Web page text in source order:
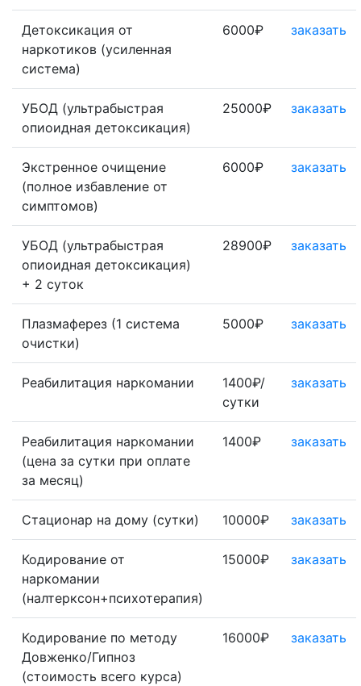
Детоксикация от
наркотиков (усиленная
система)
6000₽ заказать
УБОД (ультрабыстрая
опиоидная детоксикация)
25000₽ заказать
Экстренное очищение
(полное избавление от
симптомов)
6000₽ заказать
УБОД (ультрабыстрая
опиоидная детоксикация)
+ 2 суток
28900₽ заказать
Плазмаферез (1 система
очистки)
5000₽ заказать
Реабилитация наркомании
1400₽/
сутки
заказать
Реабилитация наркомании
(цена за сутки при оплате
за месяц)
1400₽ заказать
Стационар на дому (сутки) 10000₽ заказать
Кодирование от
наркомании
(налтерксон+психотерапия)
15000₽ заказать
Кодирование по методу
Довженко/Гипноз
(стоимость всего курса)
16000₽ заказать